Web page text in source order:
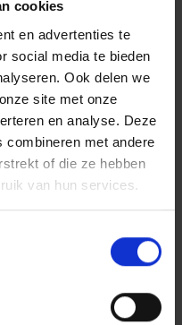
cookies
en advertenties te
social media te bieden
Ook delen we
site met onze
en analyse. Deze
combineren met andere
of die ze hebben
van hun services.
en lockers: